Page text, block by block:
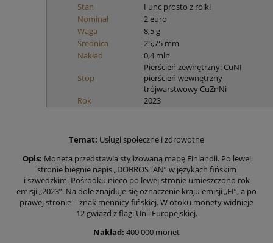
Stan
I unc prosto z rolki
Nominał
2 euro
Waga
8,5 g
Średnica
25,75 mm
Nakład
0,4 mln
Stop
Pierścień zewnętrzny: CuNI
pierścień wewnętrzny
trójwarstwowy CuZnNi
Rok
2023
Temat: Usługi społeczne i zdrowotne
Opis: Moneta przedstawia stylizowaną mapę Finlandii. Po lewej
stronie biegnie napis „DOBROSTAN” w językach fińskim
i szwedzkim. Pośrodku nieco po lewej stronie umieszczono rok
emisji „2023”. Na dole znajduje się oznaczenie kraju emisji „FI”, a po
prawej stronie – znak mennicy fińskiej. W otoku monety widnieje
12 gwiazd z flagi Unii Europejskiej.
Nakład: 400 000 monet